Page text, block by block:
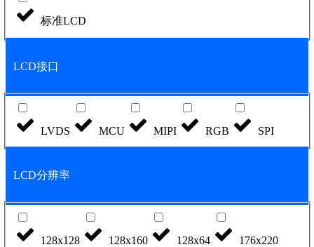
标准LCD
LCD接口
LVDS MCU MIPI RGB SPI
LCD分辨率
128x128 128x160 128x64 176x220